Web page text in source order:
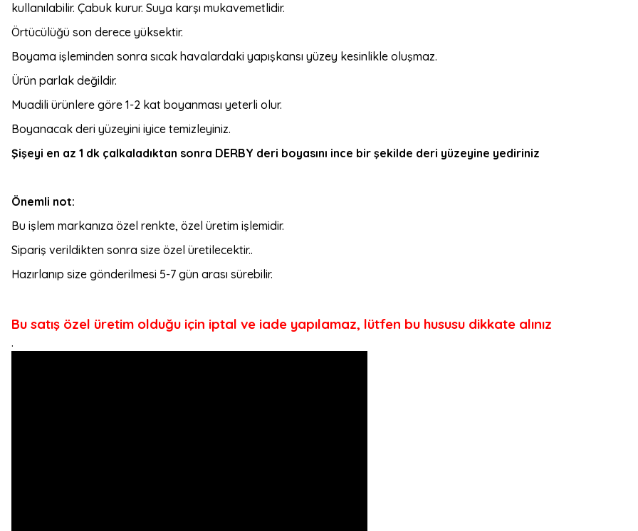
kullanılabilir. Çabuk kurur. Suya karşı mukavemetlidir.
Örtücülüğü son derece yüksektir.
Boyama işleminden sonra sıcak havalardaki yapışkansı yüzey kesinlikle oluşmaz.
Ürün parlak değildir.
Muadili ürünlere göre 1-2 kat boyanması yeterli olur.
Boyanacak deri yüzeyini iyice temizleyiniz.
Şişeyi en az 1 dk çalkaladıktan sonra DERBY deri boyasını ince bir şekilde deri yüzeyine yediriniz
Önemli not:
Bu işlem markanıza özel renkte, özel üretim işlemidir.
Sipariş verildikten sonra size özel üretilecektir..
Hazırlanıp size gönderilmesi 5-7 gün arası sürebilir.
Bu satış özel üretim olduğu için iptal ve iade yapılamaz, lütfen bu hususu dikkate alınız
.